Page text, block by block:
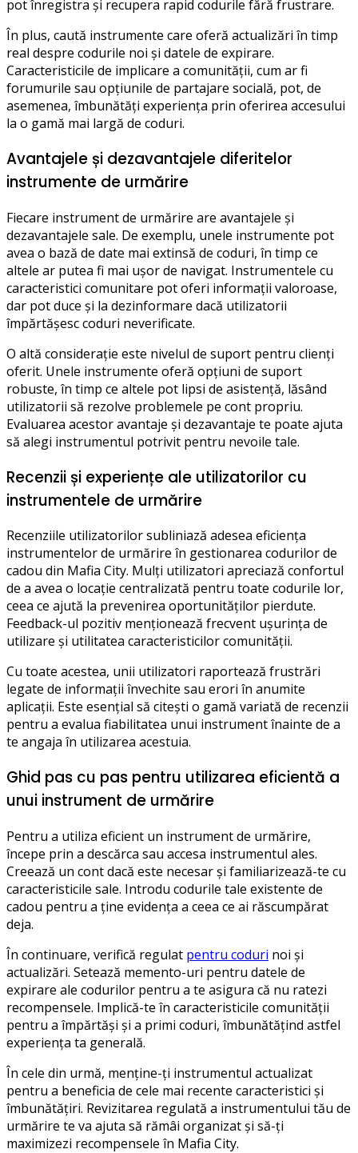
pot înregistra și recupera rapid codurile fără frustrare.
În plus, caută instrumente care oferă actualizări în timp
real despre codurile noi și datele de expirare.
Caracteristicile de implicare a comunității, cum ar fi
forumurile sau opțiunile de partajare socială, pot, de
asemenea, îmbunătăți experiența prin oferirea accesului
la o gamă mai largă de coduri.
Avantajele și dezavantajele diferitelor
instrumente de urmărire
Fiecare instrument de urmărire are avantajele și
dezavantajele sale. De exemplu, unele instrumente pot
avea o bază de date mai extinsă de coduri, în timp ce
altele ar putea fi mai ușor de navigat. Instrumentele cu
caracteristici comunitare pot oferi informații valoroase,
dar pot duce și la dezinformare dacă utilizatorii
împărtășesc coduri neverificate.
O altă considerație este nivelul de suport pentru clienți
oferit. Unele instrumente oferă opțiuni de suport
robuste, în timp ce altele pot lipsi de asistență, lăsând
utilizatorii să rezolve problemele pe cont propriu.
Evaluarea acestor avantaje și dezavantaje te poate ajuta
să alegi instrumentul potrivit pentru nevoile tale.
Recenzii și experiențe ale utilizatorilor cu
instrumentele de urmărire
Recenziile utilizatorilor subliniază adesea eficiența
instrumentelor de urmărire în gestionarea codurilor de
cadou din Mafia City. Mulți utilizatori apreciază confortul
de a avea o locație centralizată pentru toate codurile lor,
ceea ce ajută la prevenirea oportunităților pierdute.
Feedback-ul pozitiv menționează frecvent ușurința de
utilizare și utilitatea caracteristicilor comunității.
Cu toate acestea, unii utilizatori raportează frustrări
legate de informații învechite sau erori în anumite
aplicații. Este esențial să citești o gamă variată de recenzii
pentru a evalua fiabilitatea unui instrument înainte de a
te angaja în utilizarea acestuia.
Ghid pas cu pas pentru utilizarea eficientă a
unui instrument de urmărire
Pentru a utiliza eficient un instrument de urmărire,
începe prin a descărca sau accesa instrumentul ales.
Creează un cont dacă este necesar și familiarizează-te cu
caracteristicile sale. Introdu codurile tale existente de
cadou pentru a ține evidența a ceea ce ai răscumpărat
deja.
În continuare, verifică regulat pentru coduri noi și
actualizări. Setează memento-uri pentru datele de
expirare ale codurilor pentru a te asigura că nu ratezi
recompensele. Implică-te în caracteristicile comunității
pentru a împărtăși și a primi coduri, îmbunătățind astfel
experiența ta generală.
În cele din urmă, menține-ți instrumentul actualizat
pentru a beneficia de cele mai recente caracteristici și
îmbunătățiri. Revizitarea regulată a instrumentului tău de
urmărire te va ajuta să rămâi organizat și să-ți
maximizezi recompensele în Mafia City.